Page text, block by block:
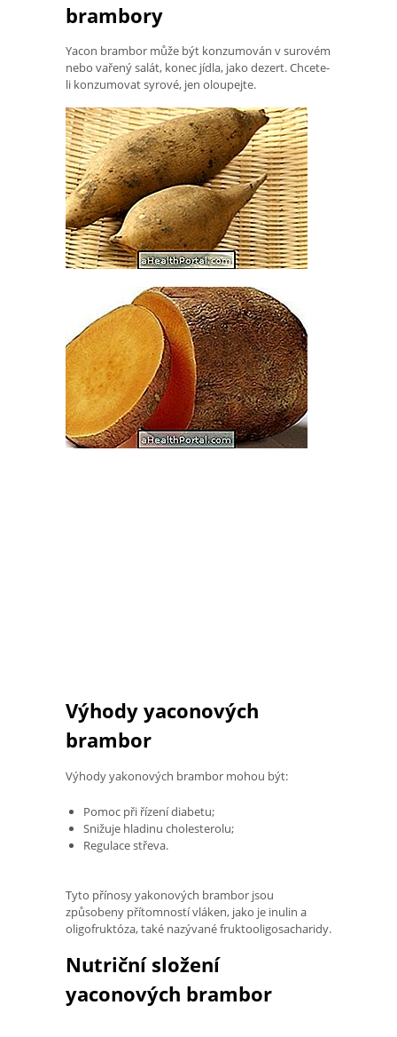
brambory
Yacon brambor může být konzumován v surovém
nebo vařený salát, konec jídla, jako dezert. Chcete-
li konzumovat syrové, jen oloupejte.
Výhody yaconových
brambor
Výhody yakonových brambor mohou být:
Pomoc při řízení diabetu;
Snižuje hladinu cholesterolu;
Regulace střeva.
Tyto přínosy yakonových brambor jsou
způsobeny přítomností vláken, jako je inulin a
oligofruktóza, také nazývané fruktooligosacharidy.
Nutriční složení
yaconových brambor